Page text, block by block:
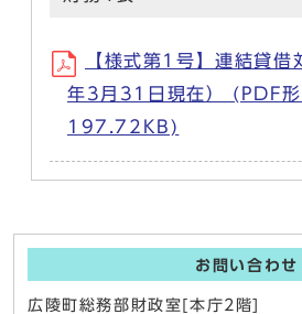
【様式第1号】連結貸
年3月31日現在） (PDF形
197.72KB)
お問い合わせ
広陵町総務部財政室[本庁2階]